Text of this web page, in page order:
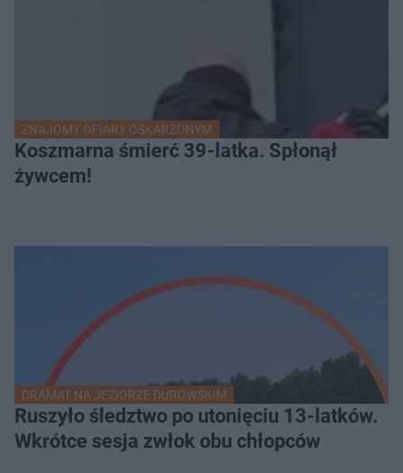
ZNAJOMY OFIARY OSKARŻONYM
Koszmarna śmierć 39-latka. Spłonął
żywcem!
DRAMAT NA JEZIORZE DUROWSKIM
Ruszyło śledztwo po utonięciu 13-latków.
Wkrótce sesja zwłok obu chłopców